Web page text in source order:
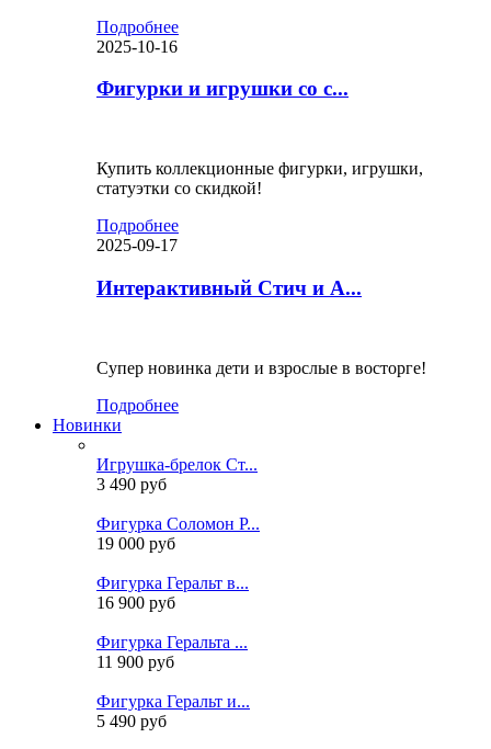
Подробнее
2025-10-16
Фигурки и игрушки со с...
Купить коллекционные фигурки, игрушки,
статуэтки со скидкой!
Подробнее
2025-09-17
Интерактивный Стич и А...
Супер новинка дети и взрослые в восторге!
Подробнее
Новинки
Игрушка-брелок Ст...
3 490 руб
Фигурка Соломон Р...
19 000 руб
Фигурка Геральт в...
16 900 руб
Фигурка Геральта ...
11 900 руб
Фигурка Геральт и...
5 490 руб